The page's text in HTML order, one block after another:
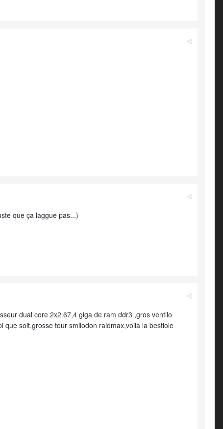
que ça laggue pas...)
dual core 2x2.67,4 giga de ram ddr3 ,gros ventilo
soit,grosse tour smilodon raidmax,voila la bestiole